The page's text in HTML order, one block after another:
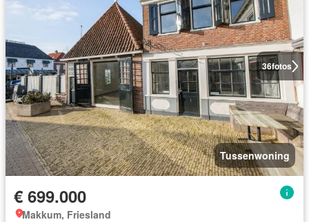
36fotos
Tussenwoning
€ 699.000
Makkum, Friesland